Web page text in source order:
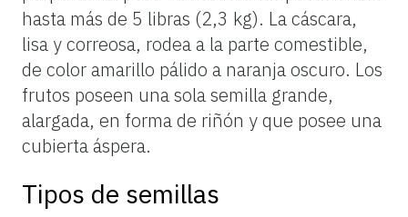
hasta más de 5 libras (2,3 kg). La cáscara,
lisa y correosa, rodea a la parte comestible,
de color amarillo pálido a naranja oscuro. Los
frutos poseen una sola semilla grande,
alargada, en forma de riñón y que posee una
cubierta áspera.
Tipos de semillas